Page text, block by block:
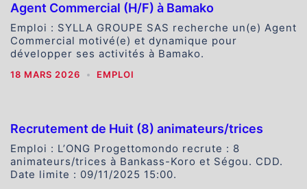
Agent Commercial (H/F) à Bamako
Emploi : SYLLA GROUPE SAS recherche un(e) Agent
Commercial motivé(e) et dynamique pour
développer ses activités à Bamako.
18 MARS 2026 EMPLOI
Recrutement de Huit (8) animateurs/trices
Emploi : L’ONG Progettomondo recrute : 8
animateurs/trices à Bankass-Koro et Ségou. CDD.
Date limite : 09/11/2025 15:00.